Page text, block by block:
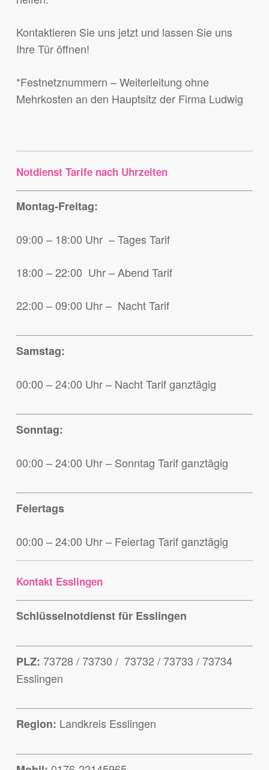
Kontaktieren Sie uns jetzt und lassen Sie uns
Ihre Tür öffnen!
*Festnetznummern – Weiterleitung ohne
Mehrkosten an den Hauptsitz der Firma Ludwig
Notdienst Tarife nach Uhrzeiten
Montag-Freitag:
09:00 – 18:00 Uhr – Tages Tarif
18:00 – 22:00 Uhr – Abend Tarif
22:00 – 09:00 Uhr – Nacht Tarif
Samstag:
00:00 – 24:00 Uhr – Nacht Tarif ganztägig
Sonntag:
00:00 – 24:00 Uhr – Sonntag Tarif ganztägig
Feiertags
00:00 – 24:00 Uhr – Feiertag Tarif ganztägig
Kontakt Esslingen
Schlüsselnotdienst für Esslingen
PLZ: 73728 / 73730 / 73732 / 73733 / 73734
Esslingen
Region: Landkreis Esslingen